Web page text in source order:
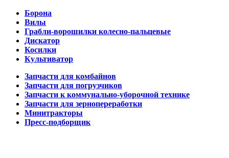
Борона
Вилы
Грабли-ворошилки колесно-пальцевые
Дискатор
Косилки
Культиватор
Запчасти для комбайнов
Запчасти для погрузчиков
Запчасти к коммунально-уборочной технике
Запчасти для зернопереработки
Минитракторы
Пресс-подборщик